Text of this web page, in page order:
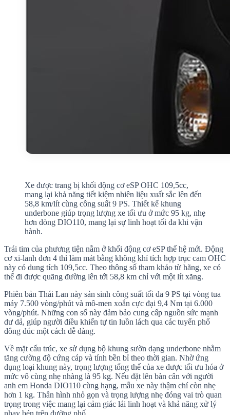
Xe được trang bị khối động cơ eSP OHC 109,5cc,
mang lại khả năng tiết kiệm nhiên liệu xuất sắc lên đến
58,8 km/lít cùng công suất 9 PS. Thiết kế khung
underbone giúp trọng lượng xe tối ưu ở mức 95 kg, nhẹ
hơn dòng DIO110, mang lại sự linh hoạt tối đa khi vận
hành.
Trái tim của phương tiện nằm ở khối động cơ eSP thế hệ mới. Động
cơ xi-lanh đơn 4 thì làm mát bằng không khí tích hợp trục cam OHC
này có dung tích 109,5cc. Theo thông số tham khảo từ hãng, xe có
thể đi được quãng đường lên tới 58,8 km chỉ với một lít xăng.
Phiên bản Thái Lan này sản sinh công suất tối đa 9 PS tại vòng tua
máy 7.500 vòng/phút và mô-men xoắn cực đại 9,4 Nm tại 6.000
vòng/phút. Những con số này đảm bảo cung cấp nguồn sức mạnh
dư dả, giúp người điều khiển tự tin luồn lách qua các tuyến phố
đông đúc một cách dễ dàng.
Về mặt cấu trúc, xe sử dụng bộ khung sườn dạng underbone nhằm
tăng cường độ cứng cáp và tính bền bỉ theo thời gian. Nhờ ứng
dụng loại khung này, trọng lượng tổng thể của xe được tối ưu hóa ở
mức vô cùng nhẹ nhàng là 95 kg. Nếu đặt lên bàn cân với người
anh em Honda DIO110 cùng hạng, mẫu xe này thậm chí còn nhẹ
hơn 1 kg. Thân hình nhỏ gọn và trọng lượng nhẹ đóng vai trò quan
trọng trong việc mang lại cảm giác lái linh hoạt và khả năng xử lý
nhạy bén trên đường phố.